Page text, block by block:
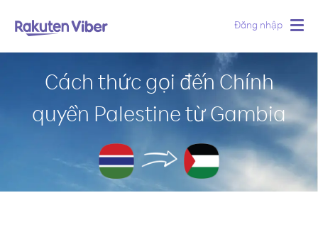
Đăng nhập
Cách thức gọi đến Chính
quyền Palestine từ Gambia